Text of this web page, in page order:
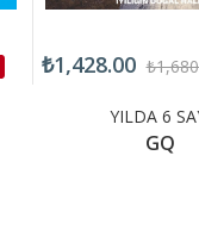
₺1,428.00
YILDA 6
GQ